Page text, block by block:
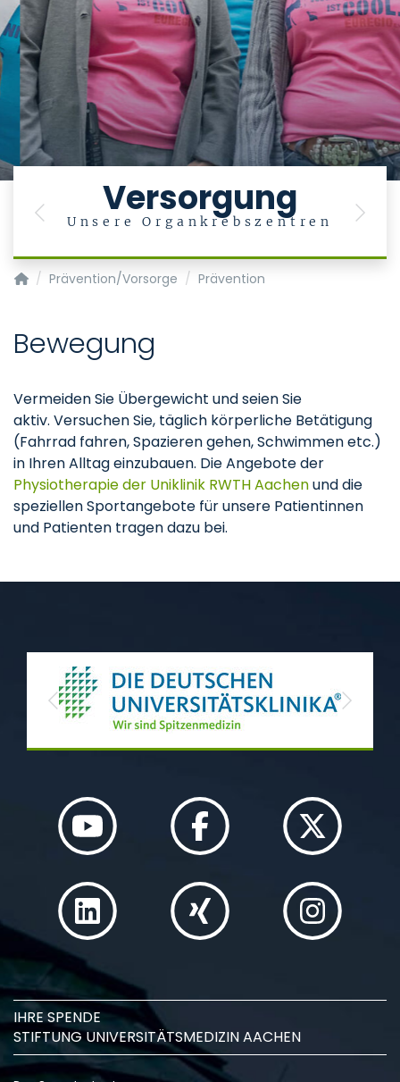
Versorgung
Unsere Organkrebszentren
Previous Next
Krebszentrum - Centrum für Integrierte Onkologie (CIO)
Prävention/Vorsorge Prävention
Bewegung
Vermeiden Sie Übergewicht und seien Sie
aktiv. Versuchen Sie, täglich körperliche Betätigung
(Fahrrad fahren, Spazieren gehen, Schwimmen etc.)
in Ihren Alltag einzubauen. Die Angebote der
Physiotherapie der Uniklinik RWTH Aachenund die
speziellen Sportangebote für unsere Patientinnen
und Patienten tragen dazu bei.
Previous Next
IHRE SPENDE
STIFTUNG UNIVERSITÄTSMEDIZIN AACHEN